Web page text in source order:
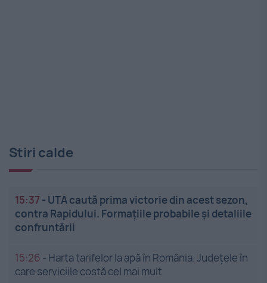
Stiri calde
15:37 - UTA caută prima victorie din acest sezon,
contra Rapidului. Formațiile probabile și detaliile
confruntării
15:26 - Harta tarifelor la apă în România. Județele în
care serviciile costă cel mai mult